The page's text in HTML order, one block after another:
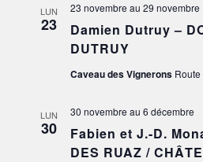
LUN
23
Damien Dutruy –
DUTRUY
23 novembre au 29 novembre
Caveau des Vignerons
LUN
30
Fabien et J.-D.
DES RUAZ /
30 novembre au 6 décembre